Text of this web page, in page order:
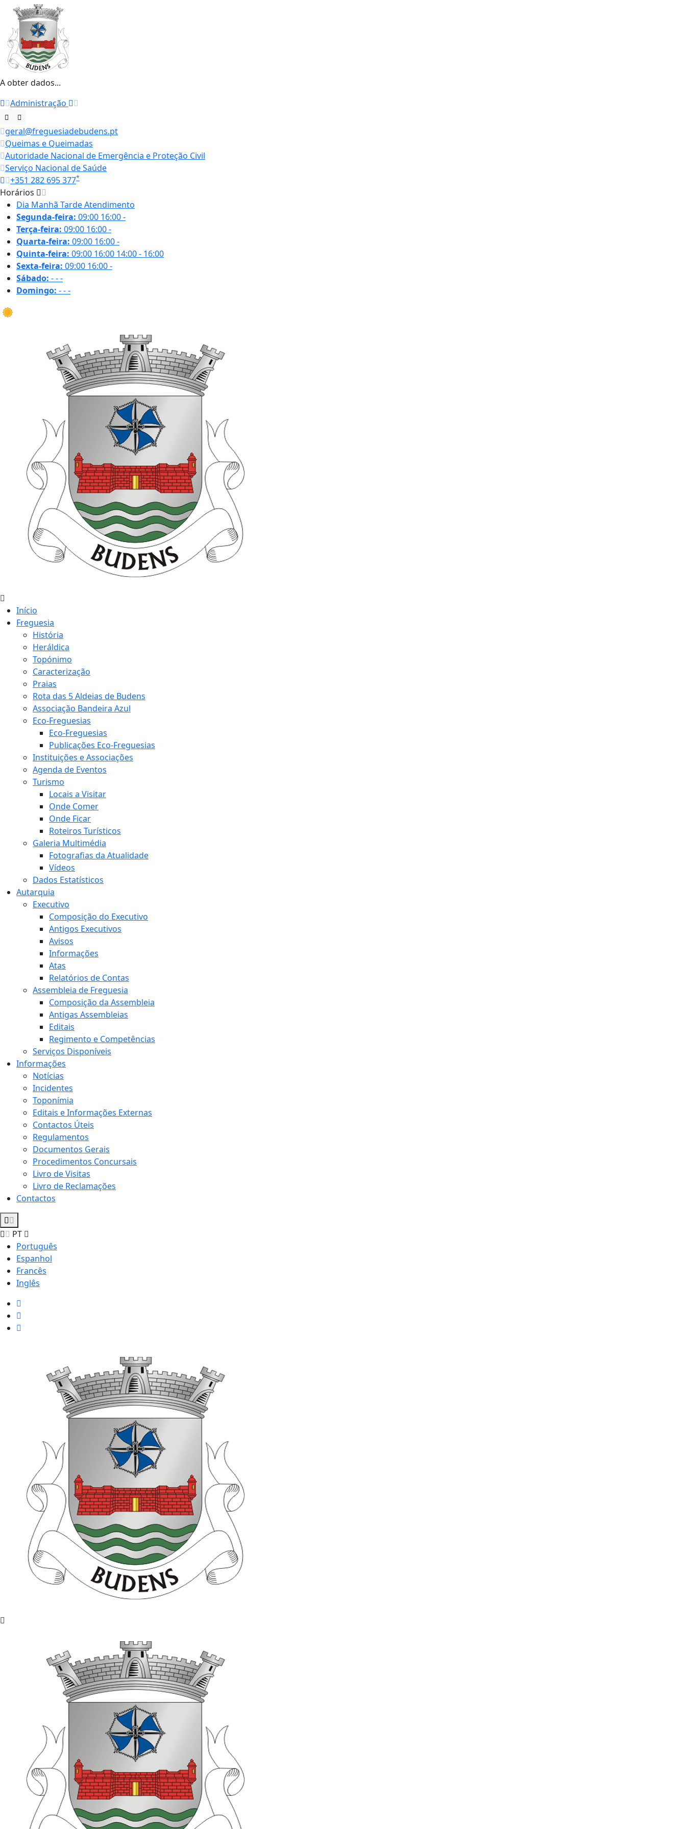
A obter dados...
Administração
geral@freguesiadebudens.pt
Queimas e Queimadas
Autoridade Nacional de Emergência e Proteção Civil
Serviço Nacional de Saúde
+351 282 695 377*
Horários
Dia Manhã TardeAtendimento
Segunda-feira: 09:00 16:00-
Terça-feira: 09:00 16:00-
Quarta-feira: 09:00 16:00-
Quinta-feira: 09:00 16:00 14:00 - 16:00
Sexta-feira: 09:00 16:00-
Sábado: ---
Domingo: ---
Início
Freguesia
História
Heráldica
Topónimo
Caracterização
Praias
Rota das 5 Aldeias de Budens
Associação Bandeira Azul
Eco-Freguesias
Eco-Freguesias
Publicações Eco-Freguesias
Instituições e Associações
Agenda de Eventos
Turismo
Locais a Visitar
Onde Comer
Onde Ficar
Roteiros Turísticos
Galeria Multimédia
Fotografias da Atualidade
Vídeos
Dados Estatísticos
Autarquia
Executivo
Composição do Executivo
Antigos Executivos
Avisos
Informações
Atas
Relatórios de Contas
Assembleia de Freguesia
Composição da Assembleia
Antigas Assembleias
Editais
Regimento e Competências
Serviços Disponíveis
Informações
Notícias
Incidentes
Toponímia
Editais e Informações Externas
Contactos Úteis
Regulamentos
Documentos Gerais
Procedimentos Concursais
Livro de Visitas
Livro de Reclamações
Contactos
PT
Português
Espanhol
Francês
Inglês